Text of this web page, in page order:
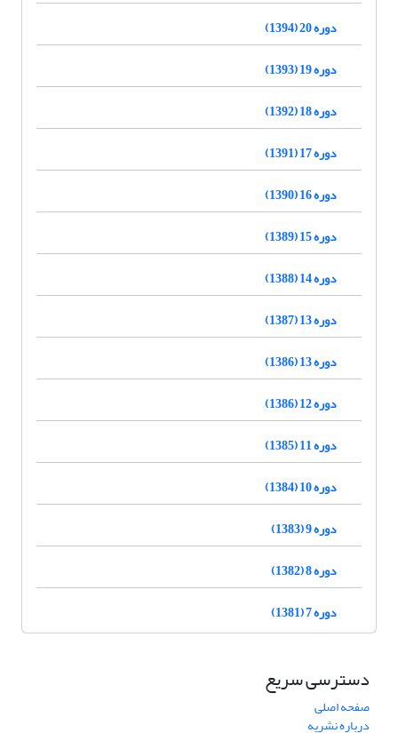
دوره 20 (1394)
دوره 19 (1393)
دوره 18 (1392)
دوره 17 (1391)
دوره 16 (1390)
دوره 15 (1389)
دوره 14 (1388)
دوره 13 (1387)
دوره 13 (1386)
دوره 12 (1386)
دوره 11 (1385)
دوره 10 (1384)
دوره 9 (1383)
دوره 8 (1382)
دوره 7 (1381)
دسترسی سریع
صفحه اصلی
درباره نشریه